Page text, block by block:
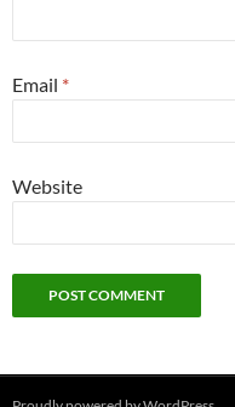
Email *
Website